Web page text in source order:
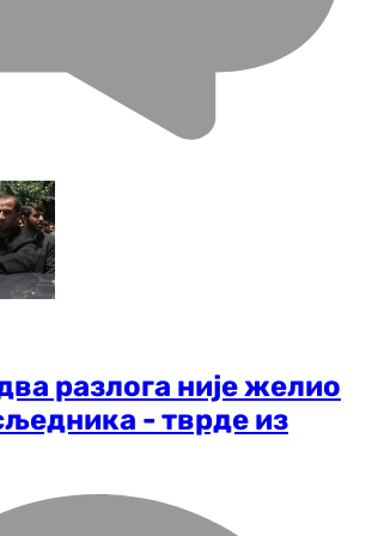
разлога није желио
- тврде из